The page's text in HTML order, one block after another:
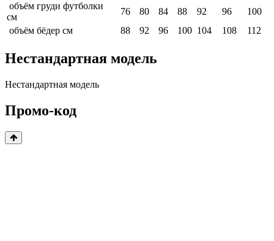
объём груди футболки
см
76 80 84 88 92 96
100
объём бёдер см
88 92 96 100 104 108 112
Нестандартная модель
Нестандартная модель
Промо-код